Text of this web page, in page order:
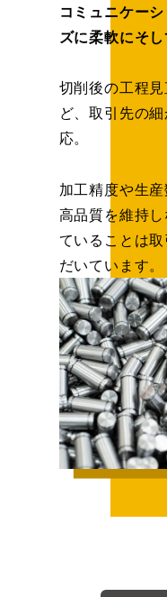
コミュニケー
ズに柔軟にそ
切削後の工程
ど、取引先の
応。
加工精度や生産
高品質を維持
ていることは
だいています。